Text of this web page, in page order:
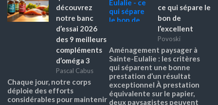
découvrez
notre banc
d’essai 2026
des 9 meilleurs
compléments
d’oméga 3
Pascal Cabus
Chaque jour, notre corps
déploie des efforts
considérables pour maintenir
ce qui sépare le
bon de
l’excellent
Povoski
Aménagement paysager à
Sainte-Eulalie : les critères
qui séparent une bonne
prestation d’un résultat
exceptionnel À prestation
équivalente sur le papier,
deux paysagistes peuvent